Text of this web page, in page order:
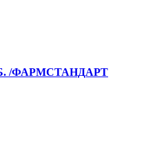
/ФАРМСТАНДАРТ